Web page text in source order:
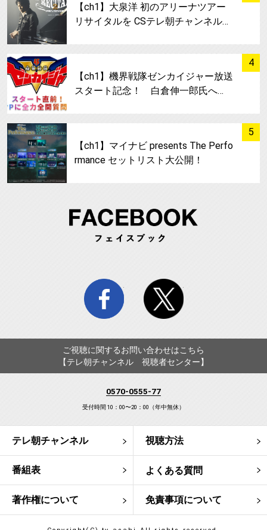
【ch1】大泉洋 初のアリーナツアー
リサイタルを CSテレ朝チャンネル…
4
サムネイル
【ch1】機界戦隊ゼンカイジャー放送
スタート記念！ 白倉伸一郎氏へ…
5
【ch1】マイナビ presents The Perfo
rmance セットリスト大公開！
facebook twitter
ご視聴に関するお問い合わせはこちら
【テレ朝チャンネル 視聴者センター】
0570-0555-77
受付時間 10：00〜20：00（年中無休）
テレ朝チャンネル 視聴方法
番組表 よくある質問
著作権について 免責事項について